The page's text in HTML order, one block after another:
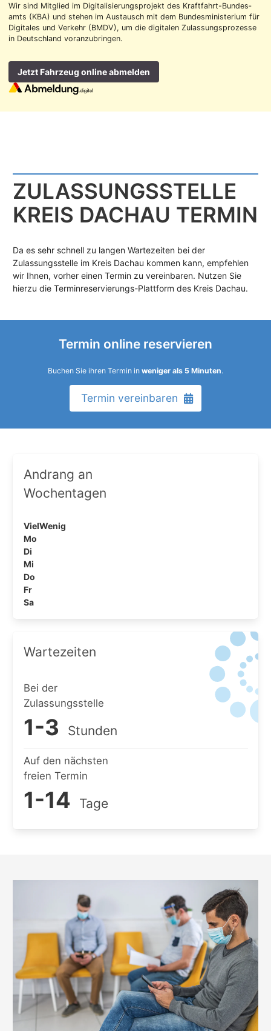
Wir sind Mitglied im Digitalisierungs­projekt des Kraft­fahrt-Bundes­
amts (KBA) und stehen im Aus­tausch mit dem Bundes­ministerium für
Digitales und Verkehr (BMDV), um die digitalen Zulassungs­prozesse
in Deutschland voran­zubringen.
Jetzt Fahrzeug online abmelden
ZULASSUNGS­STELLE
KREIS DACHAU TERMIN
Da es sehr schnell zu langen Wartezeiten bei der
Zulassungsstelle im Kreis Dachau kommen kann, empfehlen
wir Ihnen, vorher einen Termin zu vereinbaren. Nutzen Sie
hierzu die Terminreservierungs-Plattform des Kreis Dachau.
Termin online reservieren
Buchen Sie ihren Termin in weniger als 5 Minuten.
Termin vereinbaren
Andrang an
Wochentagen
VielWenig
Mo
Di
Mi
Do
Fr
Sa
Wartezeiten
Bei der
Zulassungsstelle
1-3 Stunden
Auf den nächsten
freien Termin
1-14 Tage